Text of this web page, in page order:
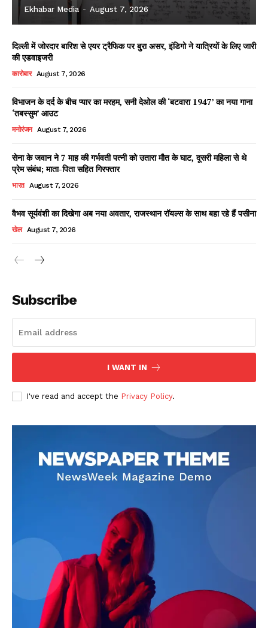
Contact us
Subscription Plans
My account
Ekhabar Media - August 7, 2026
दिल्ली में जोरदार बारिश से एयर ट्रैफिक पर बुरा असर, इंडिगो ने यात्रियों के लिए जारी
की एडवाइजरी
कारोबार August 7, 2026
विभाजन के दर्द के बीच प्यार का मरहम, सनी देओल की ‘बटवारा 1947’ का नया गाना
‘तबस्सुम’ आउट
मनोरंजन August 7, 2026
सेना के जवान ने 7 माह की गर्भवती पत्नी को उतारा मौत के घाट, दूसरी महिला से थे
प्रेम संबंध; माता-पिता सहित गिरफ्तार
भारत August 7, 2026
वैभव सूर्यवंशी का दिखेगा अब नया अवतार, राजस्थान रॉयल्स के साथ बहा रहे हैं पसीना
खेल August 7, 2026
Subscribe
I WANT IN
I've read and accept the Privacy Policy.